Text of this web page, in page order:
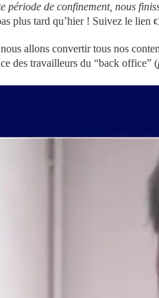
période de confinement, nous
plus tard qu’hier ! Suivez le lien
allons convertir tous nos
des travailleurs du “back office” (